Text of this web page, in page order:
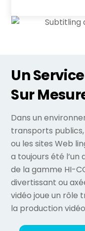
Un
Sur
Dans un
transports
ou les sites Web
a toujours été l’un
de la gamme HI-
divertissant ou
vidéo joue un rôle
la production